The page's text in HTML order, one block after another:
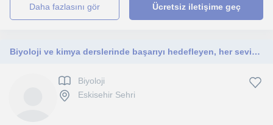
daha fazlasını gör Ücretsiz iletişime geç
Biyoloji ve kimya derslerinde başarıyı hedefleyen, her seviyeden öğrenciye yönelik özel dersler veriyorum.
Biyoloji
Eskisehir Sehri